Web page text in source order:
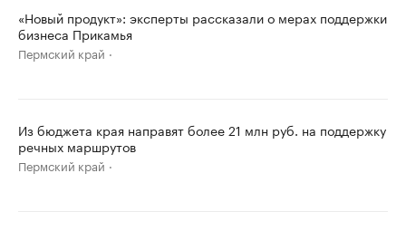
«Новый продукт»: эксперты рассказали о мерах поддержки
бизнеса Прикамья
Пермский край
Из бюджета края направят более 21 млн руб. на поддержку
речных маршрутов
Пермский край